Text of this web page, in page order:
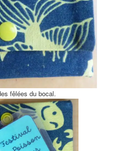
fêlées du bocal.